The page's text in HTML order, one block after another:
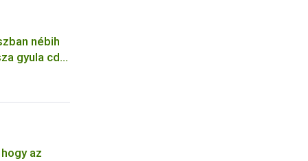
nébih
gyula cdc
az